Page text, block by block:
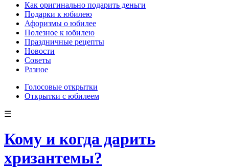
Как оригинально подарить деньги
Подарки к юбилею
Афоризмы о юбилее
Полезное к юбилею
Праздничные рецепты
Новости
Советы
Разное
Голосовые открытки
Открытки с юбилеем
☰
Кому и когда дарить
хризантемы?